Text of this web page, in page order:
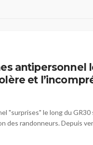
antipersonnel
et
"surprises" le long du GR30
des randonneurs. Depuis